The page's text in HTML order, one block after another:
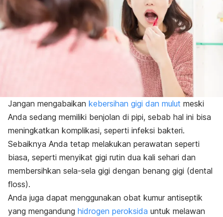
Jangan mengabaikan kebersihan gigi dan mulut meski
Anda sedang memiliki benjolan di pipi, sebab hal ini bisa
meningkatkan komplikasi, seperti infeksi bakteri.
Sebaiknya Anda tetap melakukan perawatan seperti
biasa, seperti menyikat gigi rutin dua kali sehari dan
membersihkan sela-sela gigi dengan benang gigi (dental
floss).
Anda juga dapat menggunakan obat kumur antiseptik
yang mengandung hidrogen peroksida untuk melawan